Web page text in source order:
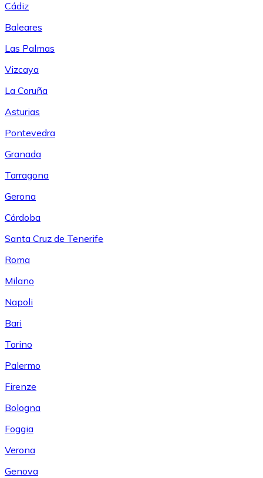
Cádiz
Baleares
Las Palmas
Vizcaya
La Coruña
Asturias
Pontevedra
Granada
Tarragona
Gerona
Córdoba
Santa Cruz de Tenerife
Roma
Milano
Napoli
Bari
Torino
Palermo
Firenze
Bologna
Foggia
Verona
Genova